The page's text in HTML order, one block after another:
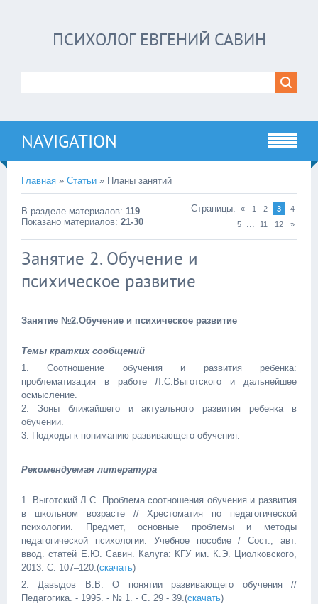
ПСИХОЛОГ ЕВГЕНИЙ САВИН
NAVIGATION
Главная » Статьи » Планы занятий
В разделе материалов: 119
Показано материалов: 21-30
Страницы: « 1 2 3
4
5
... 11 12 »
Занятие 2. Обучение и
психическое развитие
Занятие №2.Обучение и психическое развитие
Темы кратких сообщений
1. Соотношение обучения и развития ребенка:
проблематизация в работе Л.С.Выготского и дальнейшее
осмысление.
2. Зоны ближайшего и актуального развития ребенка в
обучении.
3. Подходы к пониманию развивающего обучения.
Рекомендуемая литература
1. Выготский Л.С. Проблема соотношения обучения и развития
в школьном возрасте // Хрестоматия по педагогической
психологии. Предмет, основные проблемы и методы
педагогической психологии. Учебное пособие / Сост., авт.
ввод. статей Е.Ю. Савин. Калуга: КГУ им. К.Э. Циолковского,
2013. С. 107–120.(скачать)
2. Давыдов В.В. О понятии развивающего обучения //
Педагогика. - 1995. - № 1. - С. 29 - 39.(скачать)